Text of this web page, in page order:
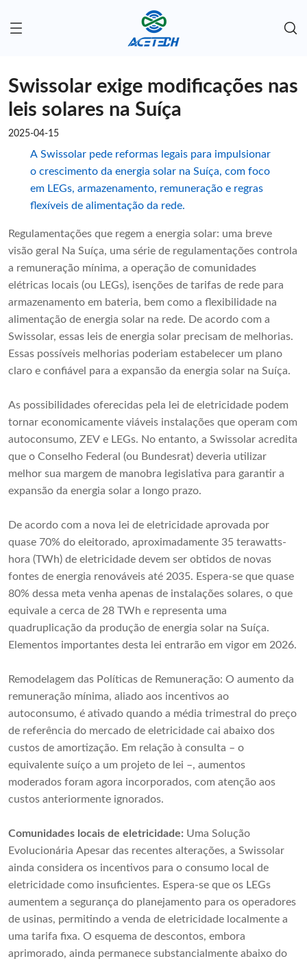
Swissolar exige modificações nas
leis solares na Suíça
2025-04-15
A Swissolar pede reformas legais para impulsionar
o crescimento da energia solar na Suíça, com foco
em LEGs, armazenamento, remuneração e regras
flexíveis de alimentação da rede.
Regulamentações que regem a energia solar: uma breve
visão geral Na Suíça, uma série de regulamentações controla
a remuneração mínima, a operação de comunidades
elétricas locais (ou LEGs), isenções de tarifas de rede para
armazenamento em bateria, bem como a flexibilidade na
alimentação de energia solar na rede. De acordo com a
Swissolar, essas leis de energia solar precisam de melhorias.
Essas possíveis melhorias poderiam estabelecer um plano
claro e confiável para a expansão da energia solar na Suíça.
As possibilidades oferecidas pela lei de eletricidade podem
tornar economicamente viáveis ​​instalações que operam com
autoconsumo, ZEV e LEGs. No entanto, a Swissolar acredita
que o Conselho Federal (ou Bundesrat) deveria utilizar
melhor sua margem de manobra legislativa para garantir a
expansão da energia solar a longo prazo.
De acordo com a nova lei de eletricidade aprovada por
quase 70% do eleitorado, aproximadamente 35 terawatts-
hora (TWh) de eletricidade devem ser obtidos de novas
fontes de energia renováveis ​​até 2035. Espera-se que quase
80% dessa meta venha apenas de instalações solares, o que
equivale a cerca de 28 TWh e representa uma
quadruplicação da produção de energia solar na Suíça.
Elementos importantes desta lei entrarão em vigor em 2026.
Remodelagem das Políticas de Remuneração: O aumento da
remuneração mínima, aliado aos incentivos ao
autoconsumo, é ativado quando a média trimestral do preço
de referência do mercado de eletricidade cai abaixo dos
custos de amortização. Em relação à consulta – o
equivalente suíço a um projeto de lei –, aumentos
moderados foram agora incorporados, com atenção aos
custos anteriormente ignorados.
Comunidades locais de eletricidade: Uma Solução
Evolucionária Apesar das recentes alterações, a Swissolar
ainda considera os incentivos para o consumo local de
eletricidade como insuficientes. Espera-se que os LEGs
aumentem a segurança do planejamento para os operadores
de usinas, permitindo a venda de eletricidade localmente a
uma tarifa fixa. O esquema de descontos, embora
aprimorado, ainda permanece substancialmente abaixo do